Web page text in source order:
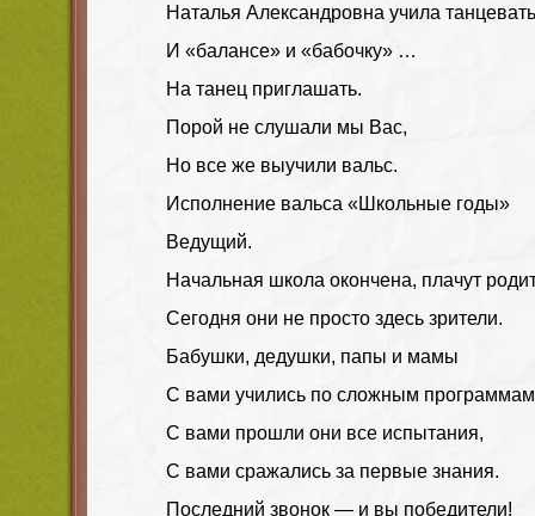
Наталья Александровна учила
И «балансе» и «бабочку» …
На танец приглашать.
Порой не слушали мы Вас,
Но все же выучили вальс.
Исполнение вальса «Школьные годы»
Ведущий.
Начальная школа окончена, плачут
Сегодня они не просто здесь зрители.
Бабушки, дедушки, папы и мамы
С вами учились по сложным
С вами прошли они все испытания,
С вами сражались за первые знания.
Последний звонок — и вы победители!